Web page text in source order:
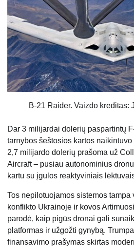
B-21 Raider. Vaizdo kreditas:
Dar 3 milijardai dolerių paspartintų
tarnybos šeštosios kartos naikintuvo
2,7 milijardo dolerių prašoma už
Aircraft – pusiau autonominius
kartu su įgulos reaktyviniais
Tos nepilotuojamos sistemos tampa
konflikto Ukrainoje ir kovos
parodė, kaip pigūs dronai gali
platformas ir užgožti gynybą.
finansavimo prašymas skirtas